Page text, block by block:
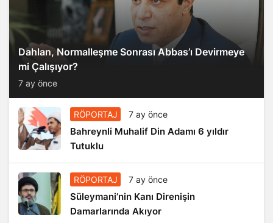
Dahlan, Normalleşme Sonrası Abbas’ı Devirmeye
mi Çalışıyor?
7 ay önce
RÖPORTAJ 7 ay önce
Bahreynli Muhalif Din Adamı 6 yıldır
Tutuklu
RÖPORTAJ 7 ay önce
Süleymani’nin Kanı Direnişin
Damarlarında Akıyor